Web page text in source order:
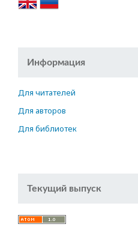
Информация
Для читателей
Для авторов
Для библиотек
Текущий выпуск